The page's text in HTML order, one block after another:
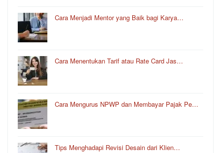
Cara Menjadi Mentor yang Baik bagi Karya…
Cara Menentukan Tarif atau Rate Card Jas…
Cara Mengurus NPWP dan Membayar Pajak Pe…
Tips Menghadapi Revisi Desain dari Klien…